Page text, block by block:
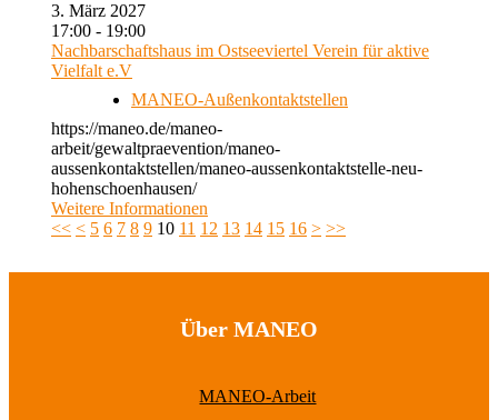
3. März 2027
17:00 - 19:00
Nachbarschaftshaus im Ostseeviertel Verein für aktive
Vielfalt e.V
MANEO-Außenkontaktstellen
https://maneo.de/maneo-
arbeit/gewaltpraevention/maneo-
aussenkontaktstellen/maneo-aussenkontaktstelle-neu-
hohenschoenhausen/
Weitere Informationen
<< < 5 6 7 8 9 10 11 12 13 14 15 16 > >>
Über MANEO
MANEO-Arbeit